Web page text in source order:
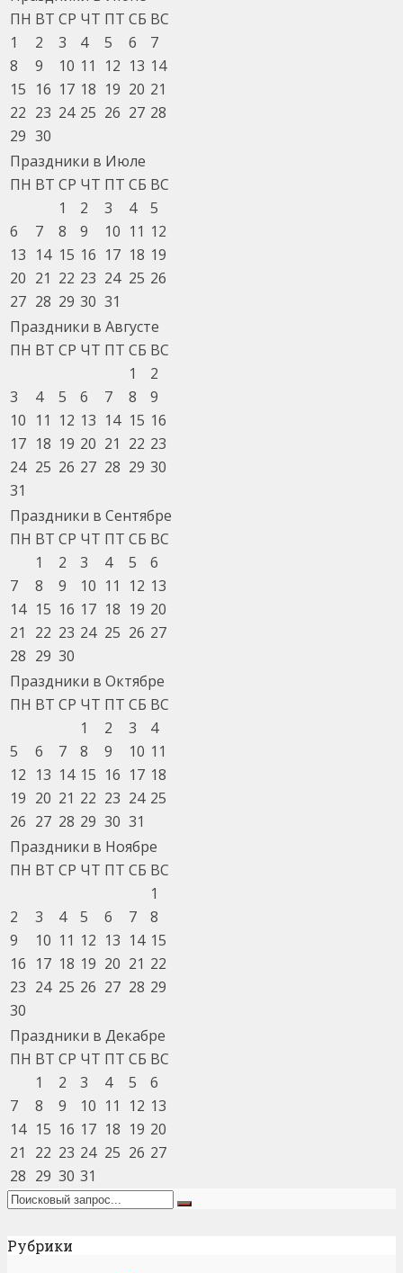
ПН ВТ СР ЧТ ПТ СБ ВС
1
2 3 4 5 6
7
8
9 10 11 12 13 14
15 16 17 18 19 20 21
22 23 24 25 26 27 28
29 30
Праздники в Июле
ПН ВТ СР ЧТ ПТ СБ ВС
1
2 3 4
5
6
7 8 9 10 11 12
13 14 15 16 17 18 19
20 21 22 23 24 25 26
27 28 29 30 31
Праздники в Августе
ПН ВТ СР ЧТ ПТ СБ ВС
1
2
3
4 5 6 7 8
9
10 11 12 13 14 15 16
17 18 19 20 21 22 23
24 25 26 27 28 29 30
31
Праздники в Сентябре
ПН ВТ СР ЧТ ПТ СБ ВС
1
2 3 4 5
6
7
8 9 10 11 12 13
14 15 16 17 18 19 20
21
22 23 24 25 26 27
28 29 30
Праздники в Октябре
ПН ВТ СР ЧТ ПТ СБ ВС
1
2 3
4
5
6 7 8 9 10 11
12 13 14 15 16 17 18
19 20 21 22 23 24 25
26 27 28 29 30 31
Праздники в Ноябре
ПН ВТ СР ЧТ ПТ СБ ВС
1
2
3 4 5 6 7
8
9
10 11 12 13 14 15
16 17 18 19 20 21 22
23 24 25 26 27 28 29
30
Праздники в Декабре
ПН ВТ СР ЧТ ПТ СБ ВС
1
2 3 4 5
6
7
8 9 10 11 12 13
14 15 16 17 18 19 20
21
22 23 24 25 26 27
28 29 30 31
Рубрики